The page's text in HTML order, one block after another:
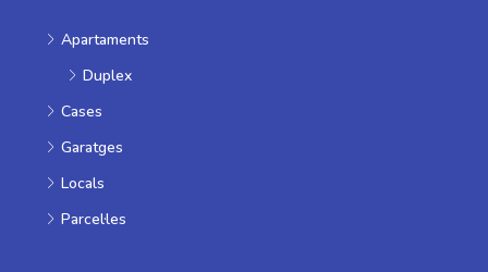
Apartaments
Duplex
Cases
Garatges
Locals
Parcel·les